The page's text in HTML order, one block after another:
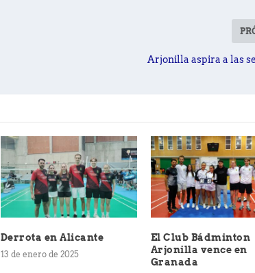
Arjonilla aspira a las
Derrota en Alicante
13 de enero de 2025
El Club Bádminton
Arjonilla vence en
Granada